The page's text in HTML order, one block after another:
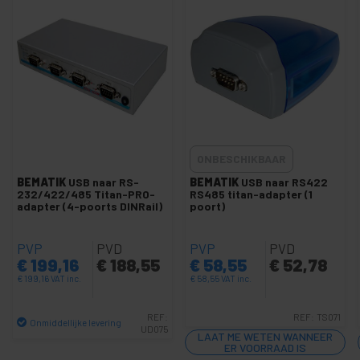
MIDI-kabel en adapter
+
USB-kabels en USB-accessoires
Micro- of luchtvaartconnectoren
+
+
Muis- en videotoetsenbordschakelaar
Glasvezel
+
+
BEMATIK USB naar RS-
232/422/485 Titan-PRO-
adapter (4-poorts DINRail)
PVP
€ 199,16
€ 199,16VAT inc.
PVD
€ 188,55
Onmiddellijke levering
REF:
UD075
BEMATIK USB naar RS422
RS485 titan-adapter (1
poort)
PVP
€ 58,55
€ 58,55VAT inc.
PVD
€ 52,78
REF: TS071
LAAT ME WETEN WANNEER
ER VOORRAAD IS